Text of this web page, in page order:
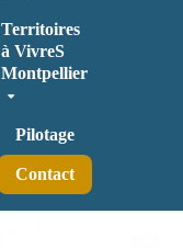
Territoires
à VivreS
Montpellier
Pilotage
Contact